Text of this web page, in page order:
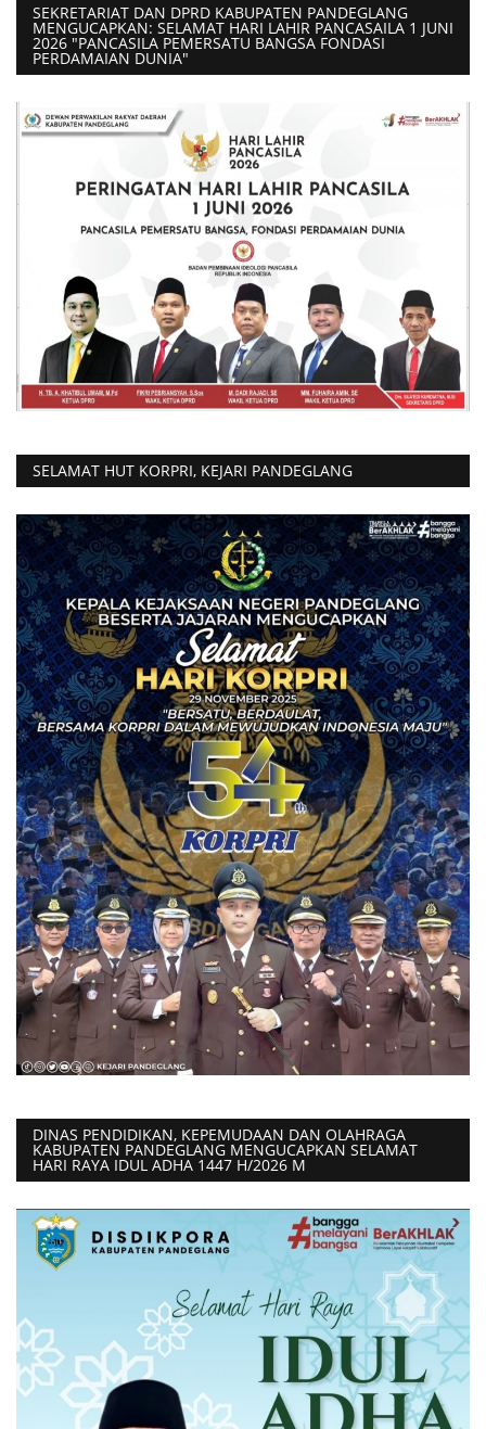
SEKRETARIAT DAN DPRD KABUPATEN PANDEGLANG
MENGUCAPKAN: SELAMAT HARI LAHIR PANCASAILA 1 JUNI
2026 "PANCASILA PEMERSATU BANGSA FONDASI
PERDAMAIAN DUNIA"
SELAMAT HUT KORPRI, KEJARI PANDEGLANG
DINAS PENDIDIKAN, KEPEMUDAAN DAN OLAHRAGA
KABUPATEN PANDEGLANG MENGUCAPKAN SELAMAT
HARI RAYA IDUL ADHA 1447 H/2026 M